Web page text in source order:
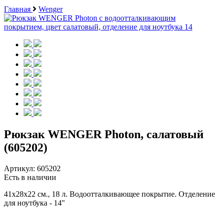
Главная
Wenger
Рюкзак WENGER Photon, салатовый
(605202)
Артикул: 605202
Есть в наличии
41х28х22 см., 18 л. Водоотталкивающее покрытие. Отделение
для ноутбука - 14"